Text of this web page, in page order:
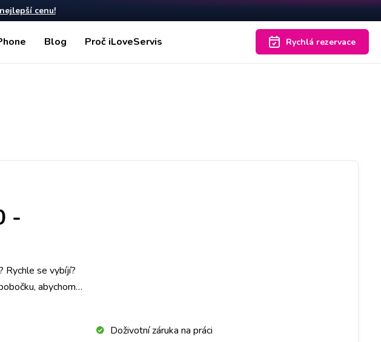
cenu!
Blog Proč iLoveServis Rychlá rezervace
-
Rychle se vybíjí?
abychom
vyměníme.
Doživotní záruka na práci